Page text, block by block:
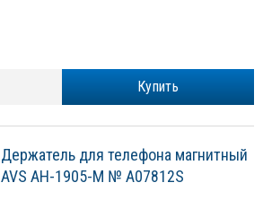
Купить
Держатель для телефона магнитный
AVS AH-1905-M № A07812S